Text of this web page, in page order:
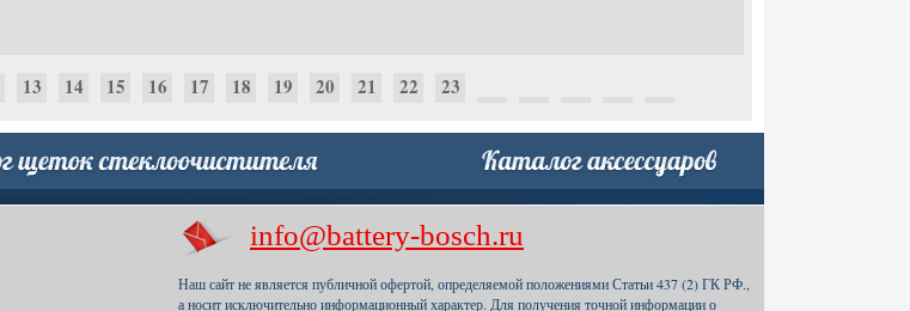
13 14 15 16 17 18 19 20 21 22
23
29
43
54
55 56 57
58
77 78 79 80 81 82
83
84
85 86 87 88
info@battery-bosch.ru
Наш сайт не является публичной офертой, определяемой положениями Статьи 437 (2) ГК РФ.,
а носит исключительно информационный характер. Для получения точной информации о